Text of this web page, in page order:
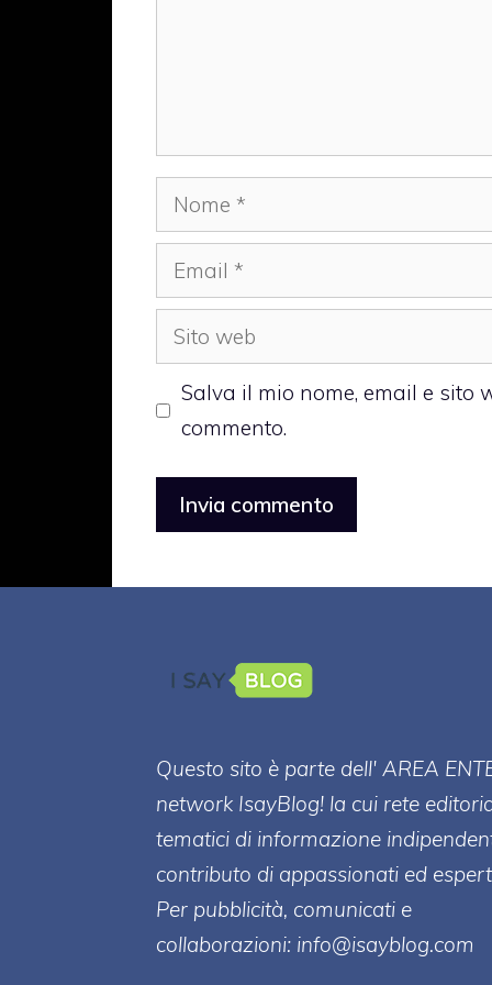
Nome
Email
Sito
web
Salva il mio nome, email e sito
commento.
Questo sito è parte dell' AREA
network IsayBlog! la cui rete
tematici di informazione
contributo di appassionati ed
Per pubblicità, comunicati e
collaborazioni: info@isayblog.com